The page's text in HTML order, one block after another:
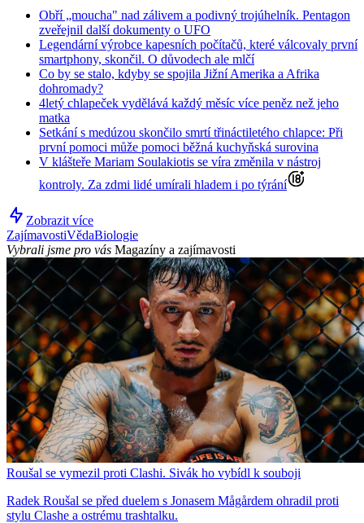
Obří „moucha" nad zálivem a podivný trojúhelník. Pentagon
zveřejnil další dokumenty o UFO
Legendární výrobce kapesních počítačů, které válcovaly první
smartphony, skončil. O důvodech ale mlčí
Co by se stalo, kdyby se spojila Jižní Amerika a Afrika
dohromady?
4letý chlapeček vydělává každý měsíc více peněz než jeho
matka
Setkání s medúzou skončilo smrtí třináctiletého chlapce: Při
první pomoci může pomoci běžná kuchyňská surovina
V klášteře Mariam Soulakiotis se víra změnila v nástroj
kontroly. Za zdmi lidé umírali hladem i po týrání
Zobrazit více
ZajímavostiVědaBiologie
Vybrali jsme pro vás Magazíny a zajímavosti
Roušal se vymezil proti Clashi. Sivák ho vybídl k souboji
Radek Roušal se před duelem s Jonasem Mågårdem ohradil proti
stylu Clashe a ostrému trashtalku.